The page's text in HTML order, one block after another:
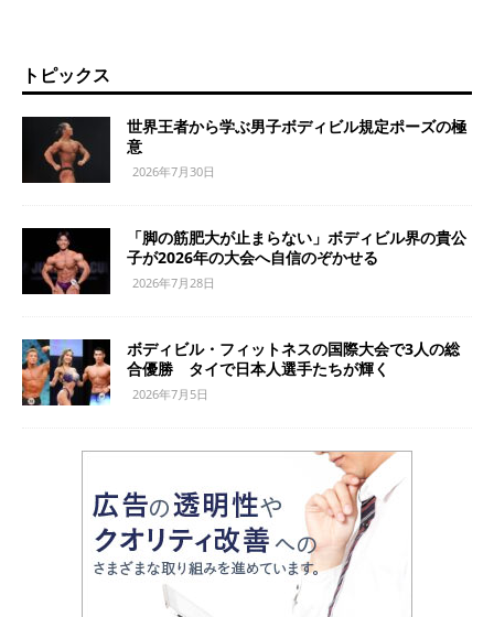
トピックス
世界王者から学ぶ男子ボディビル規定ポーズの極
意
2026年7月30日
「脚の筋肥大が止まらない」ボディビル界の貴公
子が2026年の大会へ自信のぞかせる
2026年7月28日
ボディビル・フィットネスの国際大会で3人の総
合優勝 タイで日本人選手たちが輝く
2026年7月5日